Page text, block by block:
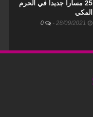
25 مساراً جديداً في الحرم
المكي
-